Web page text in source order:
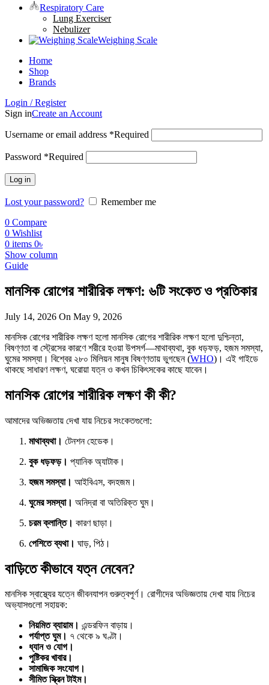
Respiratory Care
Lung Exerciser
Nebulizer
Weighing Scale
Home
Shop
Brands
Login / Register
Sign inCreate an Account
Username or email address *Required
Password *Required
Log in
Lost your password?
Remember me
0 Compare
0 Wishlist
0 items 0৳
Show column
Guide
মানসিক রোগের শারীরিক লক্ষণ: ৬টি সংকেত ও প্রতিকার
July 14, 2026 On May 9, 2026
মানসিক রোগের শারীরিক লক্ষণ হলো মানসিক রোগের শারীরিক লক্ষণ হলো দুশ্চিন্তা,
বিষণ্ণতা বা স্ট্রেসের কারণে শরীরে হওয়া উপসর্গ—মাথাব্যথা, বুক ধড়ফড়, হজম সমস্যা,
ঘুমের সমস্যা। বিশ্বের ২৮০ মিলিয়ন মানুষ বিষণ্ণতায় ভুগছেন (WHO)। এই গাইডে
থাকছে সাধারণ লক্ষণ, ঘরোয়া যত্ন ও কখন চিকিৎসকের কাছে যাবেন।
মানসিক রোগের শারীরিক লক্ষণ কী কী?
আমাদের অভিজ্ঞতায় দেখা যায় নিচের সংকেতগুলো:
মাথাব্যথা। টেনশন হেডেক।
বুক ধড়ফড়। প্যানিক অ্যাটাক।
হজম সমস্যা। আইবিএস, বদহজম।
ঘুমের সমস্যা। অনিদ্রা বা অতিরিক্ত ঘুম।
চরম ক্লান্তি। কারণ ছাড়া।
পেশিতে ব্যথা। ঘাড়, পিঠ।
বাড়িতে কীভাবে যত্ন নেবেন?
মানসিক স্বাস্থ্যের যত্নে জীবনযাপন গুরুত্বপূর্ণ। রোগীদের অভিজ্ঞতায় দেখা যায় নিচের
অভ্যাসগুলো সহায়ক:
নিয়মিত ব্যায়াম। এন্ডরফিন বাড়ায়।
পর্যাপ্ত ঘুম। ৭ থেকে ৯ ঘণ্টা।
ধ্যান ও যোগ।
পুষ্টিকর খাবার।
সামাজিক সংযোগ।
সীমিত স্ক্রিন টাইম।